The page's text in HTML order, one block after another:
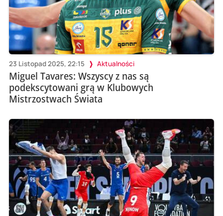
23 Listopad 2025, 22:15 Aktualności
Miguel Tavares: Wszyscy z nas są
podekscytowani grą w Klubowych
Mistrzostwach Świata